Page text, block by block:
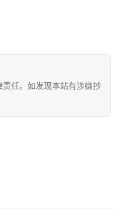
任。如发现本站有涉嫌抄